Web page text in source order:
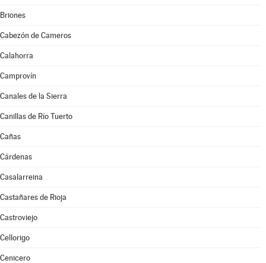
Briones
Cabezón de Cameros
Calahorra
Camprovín
Canales de la Sierra
Canillas de Río Tuerto
Cañas
Cárdenas
Casalarreina
Castañares de Rioja
Castroviejo
Cellorigo
Cenicero